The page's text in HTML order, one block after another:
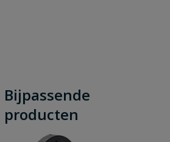
Bijpassende
producten